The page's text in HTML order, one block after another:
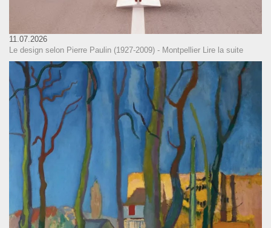
11.07.2026
Le design selon Pierre Paulin (1927-2009) - Montpellier Lire la suite